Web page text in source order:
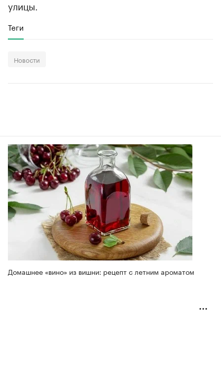
улицы.
Теги
Новости
Домашнее «вино» из вишни: рецепт с летним ароматом